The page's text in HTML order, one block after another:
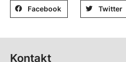
Facebook Twitter
Kontakt